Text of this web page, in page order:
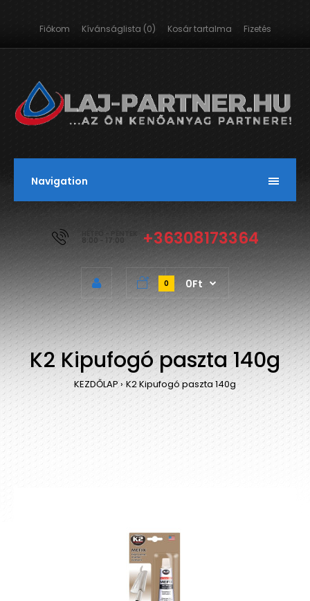
Fiókom Kívánságlista (0) Kosár tartalma Fizetés
Navigation
HÉTFŐ - PÉNTEK
8:00 - 17:00 +36308173364
0 0Ft
K2 Kipufogó paszta 140g
KEZDŐLAP K2 Kipufogó paszta 140g